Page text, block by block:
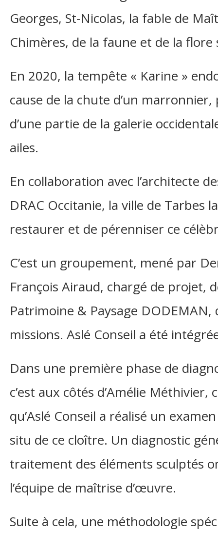
Georges, St-Nicolas, la fable de
Chimères, de la faune et de la
En 2020, la tempête « Karine »
cause de la chute d’un
d’une partie de la galerie
ailes.
En collaboration avec l’architecte
DRAC Occitanie, la ville de Tarbes
restaurer et de pérenniser ce
C’est un groupement, mené par
François Airaud, chargé de projet,
Patrimoine & Paysage
missions. Aslé Conseil a été
Dans une première phase de
c’est aux côtés d’Amélie
qu’Aslé Conseil a réalisé un
situ de ce cloître. Un diagnostic
traitement des éléments sculptés
l’équipe de maîtrise d’œuvre.
Suite à cela, une méthodologie